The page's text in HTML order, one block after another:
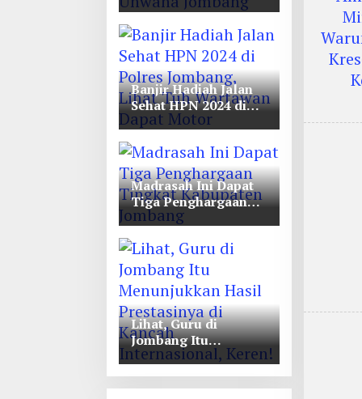
Bahasa Arab se Jawa
Unwaha Jombang
Banjir Hadiah Jalan
Sehat HPN 2024 di
Polres Jombang,
Dapat Motor
Madrasah Ini Dapat
Tiga Penghargaan
Tingkat Kabupaten
Lihat, Guru di
Jombang Itu
Menunjukkan Hasil
Prestasinya di
Kancah